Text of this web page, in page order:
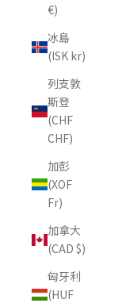
€)
冰島
(ISK kr)
列支敦
斯登
(CHF
CHF)
加彭
(XOF
Fr)
加拿大
(CAD $)
匈牙利
(HUF